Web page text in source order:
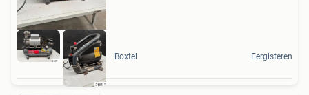
Boxtel Eergisteren